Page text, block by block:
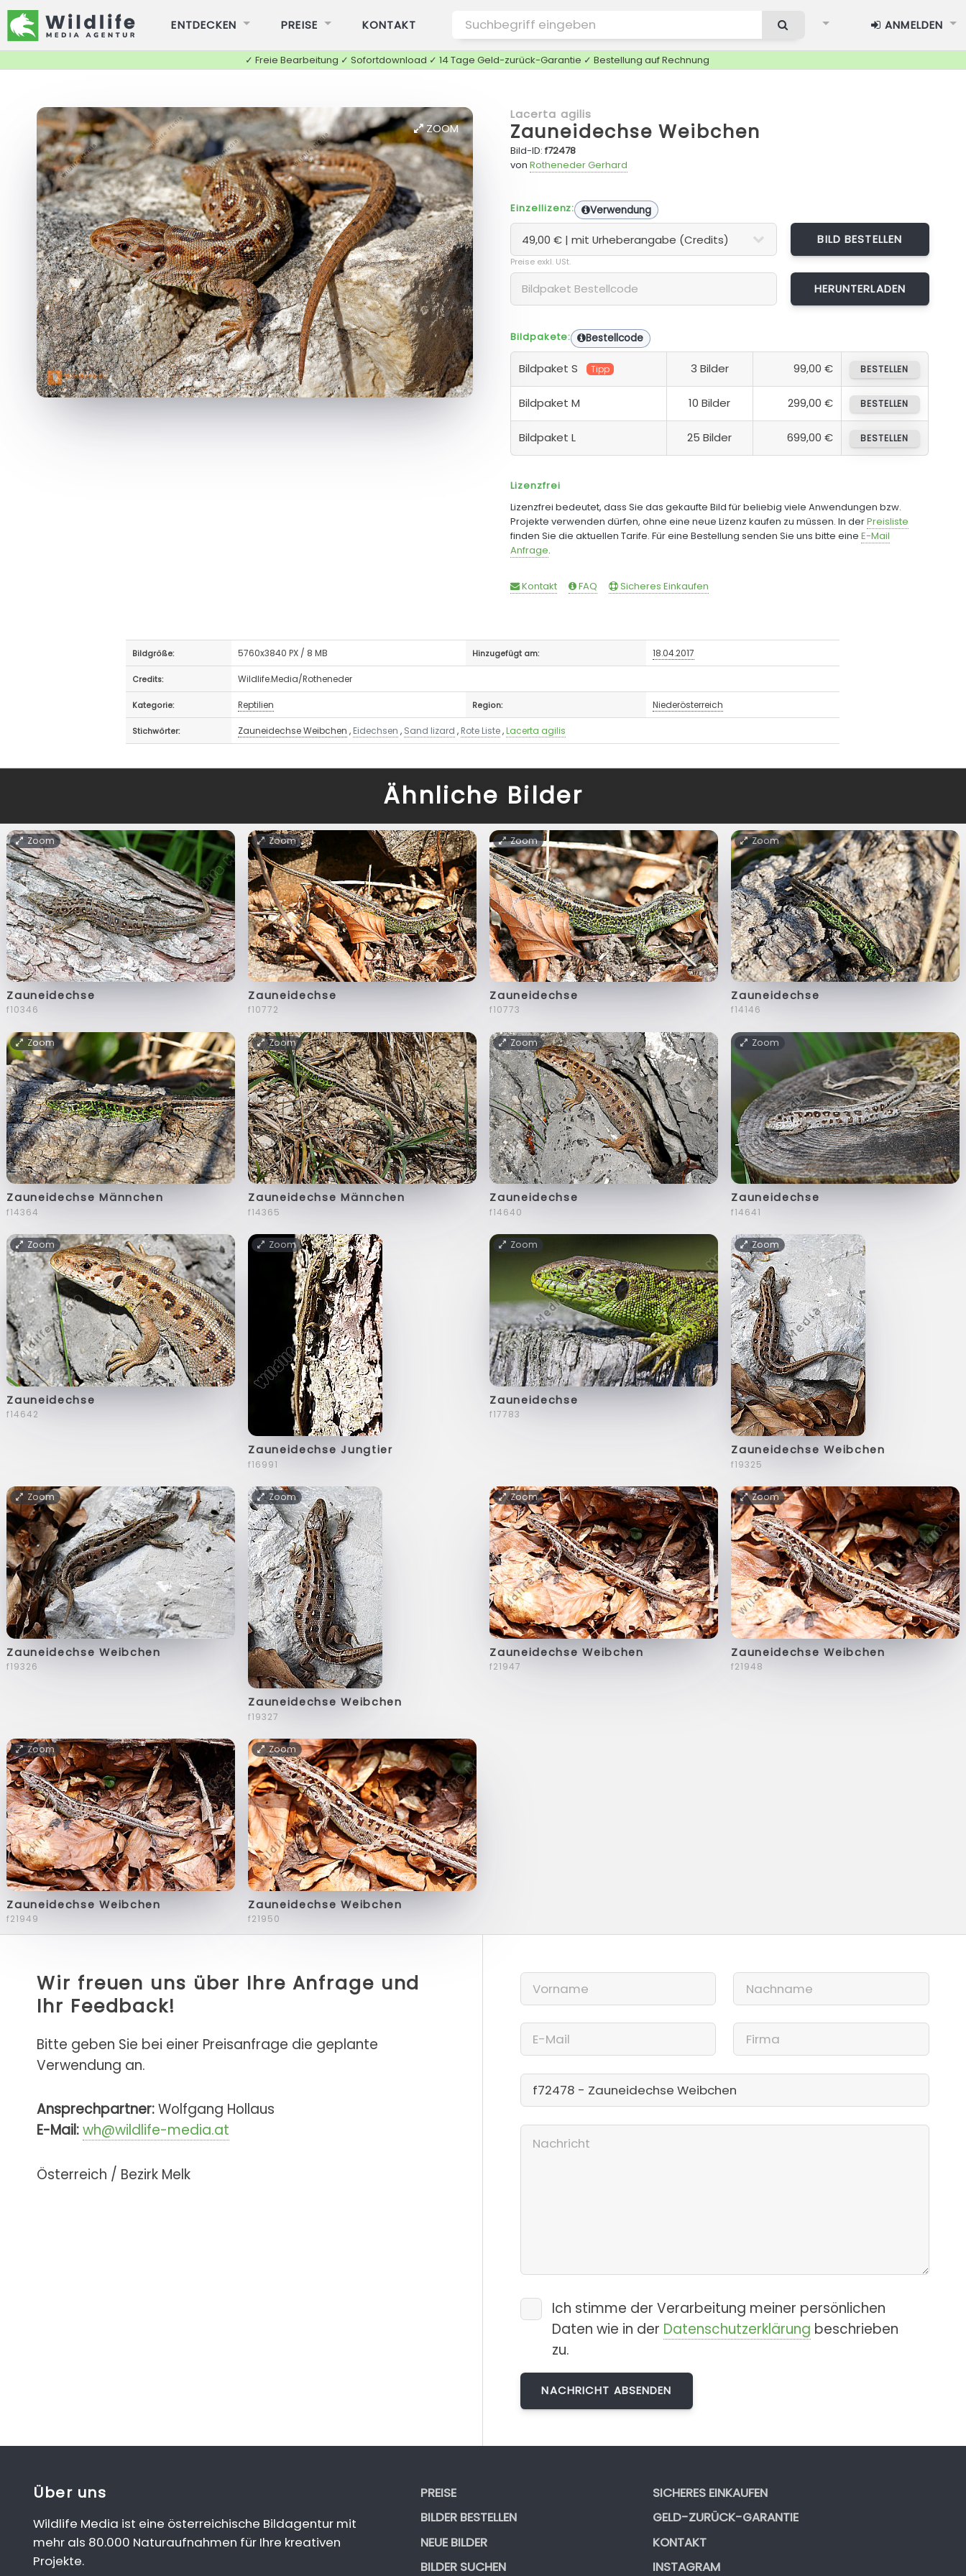
ENTDECKEN PREISE KONTAKT ANMELDEN
✓ Freie Bearbeitung ✓ Sofortdownload ✓ 14 Tage Geld-zurück-Garantie ✓ Bestellung auf Rechnung
ZOOM
Lacerta agilis
Zauneidechse Weibchen
Bild-ID:f72478
von Rotheneder Gerhard
Einzellizenz: Verwendung
BILD BESTELLEN
Preise exkl. USt.
Bildpakete: Bestellcode
Bildpaket S Tipp 3 Bilder 99,00 € BESTELLEN
Bildpaket M 10 Bilder 299,00 € BESTELLEN
Bildpaket L 25 Bilder 699,00 € BESTELLEN
Lizenzfrei
Lizenzfrei bedeutet, dass Sie das gekaufte Bild für beliebig viele Anwendungen bzw.
Projekte verwenden dürfen, ohne eine neue Lizenz kaufen zu müssen. In derPreisliste
finden Sie die aktuellen Tarife. Für eine Bestellung senden Sie uns bitte eine E-Mail
Anfrage.
Kontakt FAQ Sicheres Einkaufen
Bildgröße: 5760x3840 PX / 8 MB Hinzugefügt am: 18.04.2017
Credits: Wildlife.Media/Rotheneder
Kategorie: Reptilien Region: Niederösterreich
Stichwörter: Zauneidechse Weibchen , Eidechsen , Sand lizard , Rote Liste,Lacerta agilis
Ähnliche Bilder
Zoom
Zauneidechse
f10346
Zoom
Zauneidechse
f10772
Zoom
Zauneidechse
f10773
Zoom
Zauneidechse
f14146
Zoom
Zauneidechse Männchen
f14364
Zoom
Zauneidechse Männchen
f14365
Zoom
Zauneidechse
f14640
Zoom
Zauneidechse
f14641
Zoom
Zauneidechse
f14642
Zoom
Zauneidechse Jungtier
f16991
Zoom
Zauneidechse
f17783
Zoom
Zauneidechse Weibchen
f19325
Zoom
Zauneidechse Weibchen
f19326
Zoom
Zauneidechse Weibchen
f19327
Zoom
Zauneidechse Weibchen
f21947
Zoom
Zauneidechse Weibchen
f21948
Zoom
Zauneidechse Weibchen
f21949
Zoom
Zauneidechse Weibchen
f21950
Wir freuen uns über Ihre Anfrage und
Ihr Feedback!
Bitte geben Sie bei einer Preisanfrage die geplante
Verwendung an.
Ansprechpartner:Wolfgang Hollaus
E-Mail:wh@wildlife-media.at
Österreich / Bezirk Melk
Ich stimme der Verarbeitung meiner persönlichen
Daten wie in der Datenschutzerklärung beschrieben
zu.
Über uns
Wildlife Media ist eine österreichische Bildagentur mit
mehr als 80.000 Naturaufnahmen für Ihre kreativen
Projekte.
PREISE
BILDER BESTELLEN
NEUE BILDER
BILDER SUCHEN
SICHERES EINKAUFEN
GELD-ZURÜCK-GARANTIE
KONTAKT
INSTAGRAM